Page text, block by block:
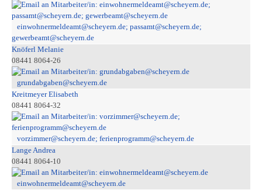
einwohnermeldeamt@scheyern.de; passamt@scheyern.de;
gewerbeamt@scheyern.de
Knöferl Melanie
08441 8064-26
grundabgaben@scheyern.de
Kreitmeyer Elisabeth
08441 8064-32
vorzimmer@scheyern.de; ferienprogramm@scheyern.de
Lange Andrea
08441 8064-10
einwohnermeldeamt@scheyern.de